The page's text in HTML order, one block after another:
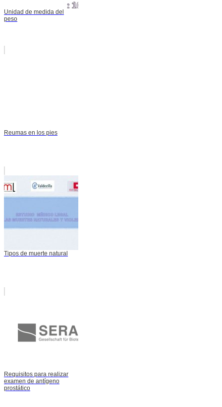
Unidad de medida del
peso
Reumas en los pies
Tipos de muerte natural
Requisitos para realizar
examen de antígeno
prostático